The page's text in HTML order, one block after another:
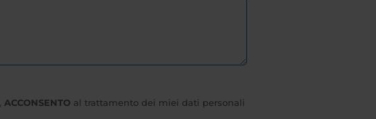
ACCONSENTO al trattamento dei miei dati personali